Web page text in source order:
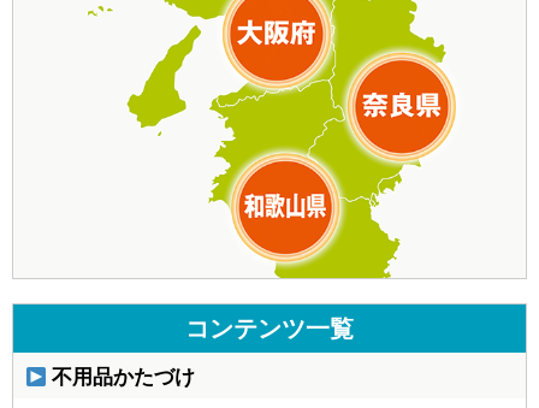
コンテンツ一覧
不用品かたづけ